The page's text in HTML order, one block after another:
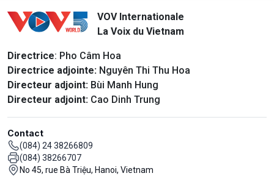
VOV Internationale
La Voix du Vietnam
Directrice: Pho Câm Hoa
Directrice adjointe: Nguyên Thi Thu Hoa
Directeur adjoint: Bùi Manh Hung
Directeur adjoint: Cao Dinh Trung
Contact
(084) 24 38266809
(084) 38266707
No 45, rue Bà Triệu, Hanoi, Vietnam